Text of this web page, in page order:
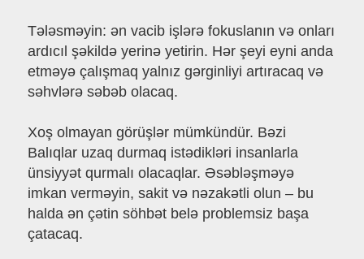
Tələsməyin: ən vacib işlərə fokuslanın və onları
ardıcıl şəkildə yerinə yetirin. Hər şeyi eyni anda
etməyə çalışmaq yalnız gərginliyi artıracaq və
səhvlərə səbəb olacaq.
Xoş olmayan görüşlər mümkündür. Bəzi
Balıqlar uzaq durmaq istədikləri insanlarla
ünsiyyət qurmalı olacaqlar. Əsəbləşməyə
imkan verməyin, sakit və nəzakətli olun – bu
halda ən çətin söhbət belə problemsiz başa
çatacaq.